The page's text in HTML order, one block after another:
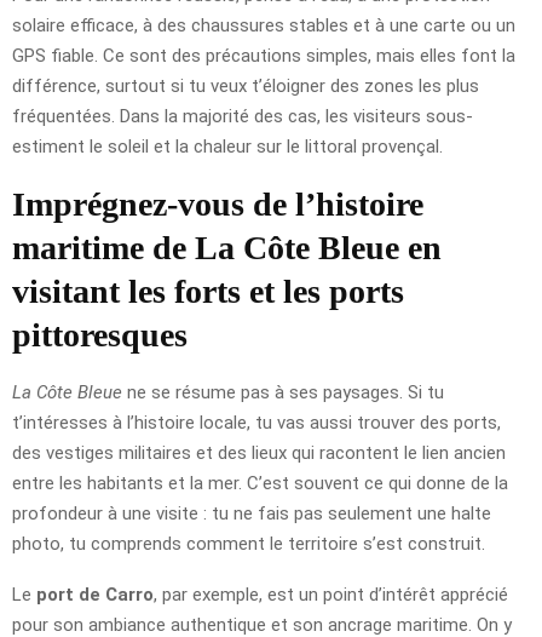
solaire efficace, à des chaussures stables et à une carte ou un
GPS fiable. Ce sont des précautions simples, mais elles font la
différence, surtout si tu veux t’éloigner des zones les plus
fréquentées. Dans la majorité des cas, les visiteurs sous-
estiment le soleil et la chaleur sur le littoral provençal.
Imprégnez-vous de l’histoire
maritime de La Côte Bleue en
visitant les forts et les ports
pittoresques
La Côte Bleue ne se résume pas à ses paysages. Si tu
t’intéresses à l’histoire locale, tu vas aussi trouver des ports,
des vestiges militaires et des lieux qui racontent le lien ancien
entre les habitants et la mer. C’est souvent ce qui donne de la
profondeur à une visite : tu ne fais pas seulement une halte
photo, tu comprends comment le territoire s’est construit.
Le port de Carro, par exemple, est un point d’intérêt apprécié
pour son ambiance authentique et son ancrage maritime. On y